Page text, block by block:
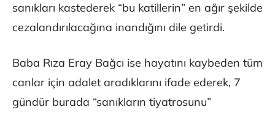
sanıkları kastederek “bu katillerin” en ağır şekilde
cezalandırılacağına inandığını dile getirdi.
Baba Rıza Eray Bağcı ise hayatını kaybeden tüm
canlar için adalet aradıklarını ifade ederek, 7
gündür burada “sanıkların tiyatrosunu”